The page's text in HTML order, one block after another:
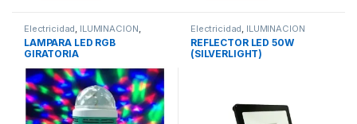
Electricidad ILUMINACIÓN
ILUMINACION
LAMPARA LED RGB
GIRATORIA
Electricidad ILUMINACION
REFLECTOR LED 50W
(SILVERLIGHT)